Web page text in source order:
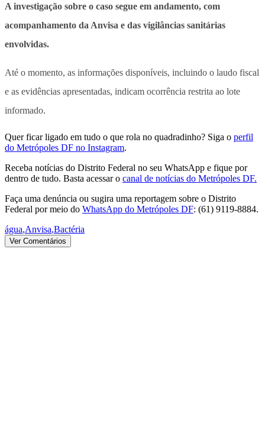
A investigação sobre o caso segue em andamento, com
acompanhamento da Anvisa e das vigilâncias sanitárias
envolvidas.
Até o momento, as informações disponíveis, incluindo o laudo fiscal
e as evidências apresentadas, indicam ocorrência restrita ao lote
informado.
Quer ficar ligado em tudo o que rola no quadradinho? Siga o perfil
do Metrópoles DF no Instagram.
Receba notícias do Distrito Federal no seu WhatsApp e fique por
dentro de tudo. Basta acessar o canal de notícias do Metrópoles DF.
Faça uma denúncia ou sugira uma reportagem sobre o Distrito
Federal por meio do WhatsApp do Metrópoles DF: (61) 9119-8884.
água,Anvisa,Bactéria
Ver Comentários